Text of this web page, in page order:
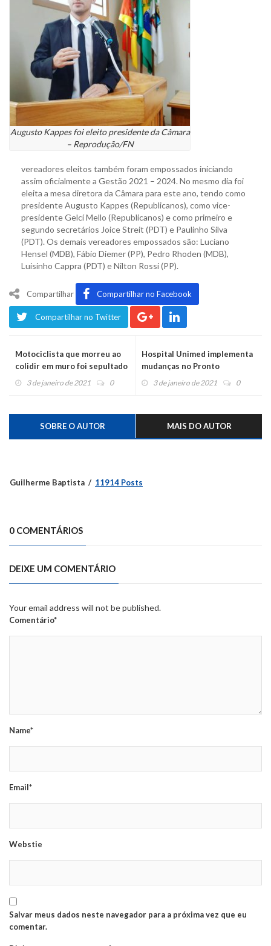
Augusto Kappes foi eleito presidente da Câmara
– Reprodução/FN
vereadores eleitos também foram empossados iniciando
assim oficialmente a Gestão 2021 – 2024. No mesmo dia foi
eleita a mesa diretora da Câmara para este ano, tendo como
presidente Augusto Kappes (Republicanos), como vice-
presidente Gelcí Mello (Republicanos) e como primeiro e
segundo secretários Joice Streit (PDT) e Paulinho Silva
(PDT). Os demais vereadores empossados são: Luciano
Hensel (MDB), Fábio Diemer (PP), Pedro Rhoden (MDB),
Luisinho Cappra (PDT) e Nilton Rossi (PP).
Compartilhar Compartilhar no Facebook
Compartilhar no Twitter
Motociclista que morreu ao
colidir em muro foi sepultado
ontem3 de janeiro de 2021 0
Hospital Unimed implementa
mudanças no Pronto
Atendimento
3 de janeiro de 2021 0
SOBRE O AUTOR MAIS DO AUTOR
Guilherme Baptista 11914 Posts
0 COMENTÁRIOS
DEIXE UM COMENTÁRIO
Your email address will not be published.
Comentário*
Name*
Email*
Webstie
Salvar meus dados neste navegador para a próxima vez que eu
comentar.